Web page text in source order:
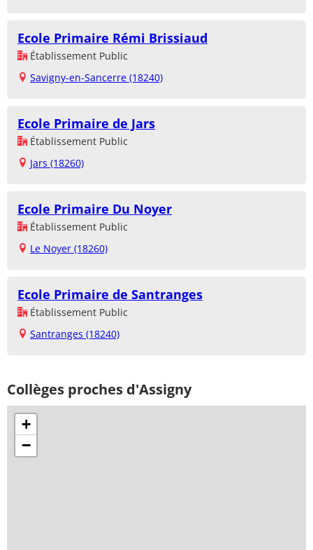
Ecole Primaire Rémi Brissiaud
Établissement Public
Savigny-en-Sancerre (18240)
Ecole Primaire de Jars
Établissement Public
Jars (18260)
Ecole Primaire Du Noyer
Établissement Public
Le Noyer (18260)
Ecole Primaire de Santranges
Établissement Public
Santranges (18240)
Collèges proches d'Assigny
+
−